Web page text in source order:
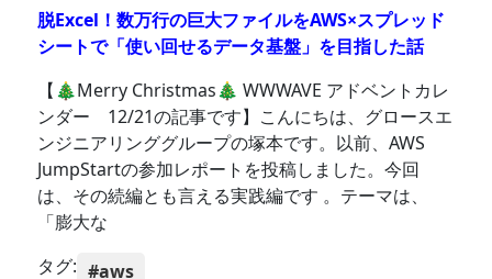
脱Excel！数万行の巨大ファイルをAWS×スプレッド
シートで「使い回せるデータ基盤」を目指した話
【🎄Merry Christmas🎄 WWWAVE アドベントカレ
ンダー 12/21の記事です】こんにちは、グロースエ
ンジニアリンググループの塚本です。以前、AWS
JumpStartの参加レポートを投稿しました。今回
は、その続編とも言える実践編です 。テーマは、
「膨大な
タグ: #aws